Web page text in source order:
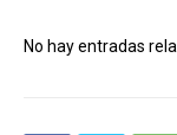
No hay entradas